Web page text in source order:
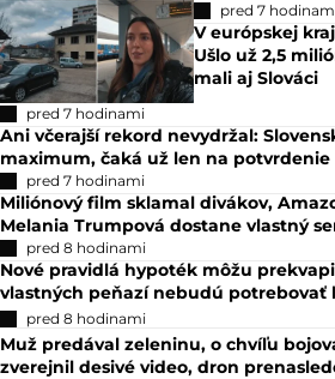
pred 7
V európskej
Ušlo už 2,5
mali aj Slováci
pred 7 hodinami
Ani včerajší rekord nevydržal:
maximum, čaká už len na potvrdenie
pred 7 hodinami
Miliónový film sklamal divákov,
Melania Trumpová dostane vlastný
pred 8 hodinami
Nové pravidlá hypoték môžu
vlastných peňazí nebudú potrebovať
pred 8 hodinami
Muž predával zeleninu, o chvíľu
zverejnil desivé video, dron